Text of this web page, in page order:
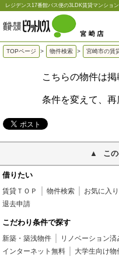
TOPページ > 物件検索 > 宮崎市の賃
こちらの物件は掲
条件を変えて、再
こ
借りたい
賃貸ＴＯＰ 物件検索 お気に入
退去申請
こだわり条件で探す
新築・築浅物件 リノベーション済
インターネット無料
大学生向け物